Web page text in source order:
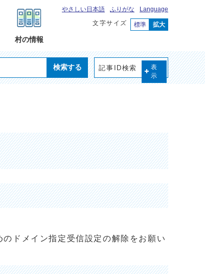
村の情報
やさしい日本語 ふりがな
Language
文字サイズ
標準 拡大
検索する 記事ID検索
表
示
ドメイン指定受信設定の解除をお願い